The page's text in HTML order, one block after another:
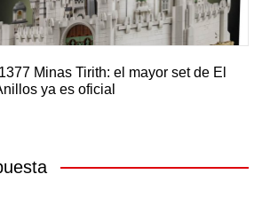
Minas Tirith: el mayor set de El
ya es oficial